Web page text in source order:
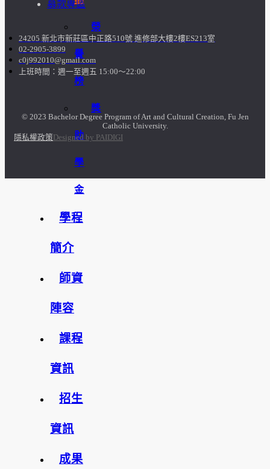
榮
譽
榜
獎
助
學
金
學程
簡介
師資
陣容
課程
資訊
招生
資訊
成果
募款專區
24205 新北市新莊區中正路510號 進修部大樓2樓ES213室
02-2905-3899
c0j992010@gmail.com
上班時間：週一至週五 15:00～22:00
© 2023 Bachelor Degree Program of Art and Cultural Creation, Fu Jen
Catholic University.
隱私權政策Designed by PAIDIGI